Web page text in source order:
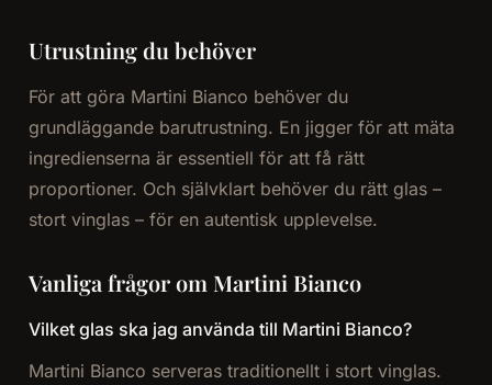
Utrustning du behöver
För att göra Martini Bianco behöver du
grundläggande barutrustning. En jigger för att mäta
ingredienserna är essentiell för att få rätt
proportioner. Och självklart behöver du rätt glas –
stort vinglas – för en autentisk upplevelse.
Vanliga frågor om Martini Bianco
Vilket glas ska jag använda till Martini Bianco?
Martini Bianco serveras traditionellt i stort vinglas.